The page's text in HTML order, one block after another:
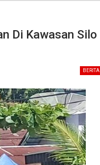
Di Kawasan Silo
BERITA